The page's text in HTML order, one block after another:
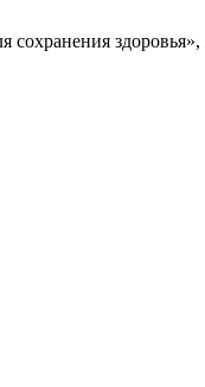
здоровья»,